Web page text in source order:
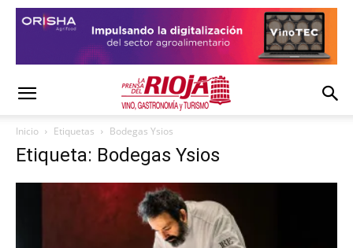
Inicio Etiquetas Bodegas Ysios
Etiqueta: Bodegas Ysios